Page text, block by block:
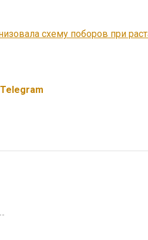
схему поборов при
Telegram